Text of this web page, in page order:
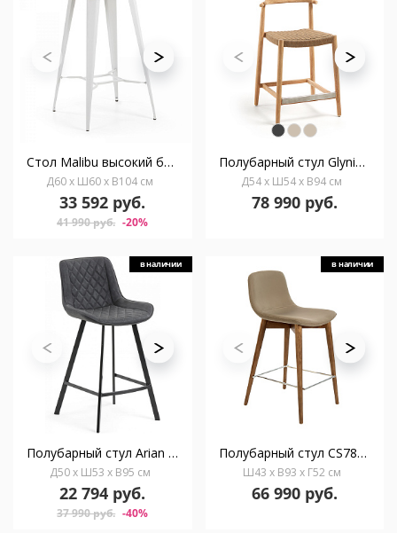
Стол Malibu высокий белые ножки
Д60 x Ш60 x В104 см
33 592 руб.
41 990 руб. -20%
Полубарный стул Glynis эвкалипт
Д54 x Ш54 x В94 см
78 990 руб.
в наличии
Полубарный стул Arian графитовый
Д50 x Ш53 x В95 см
22 794 руб.
37 990 руб. -40%
в наличии
Полубарный стул CS788-TAB /4044
Ш43 x В93 x Г52 см
66 990 руб.